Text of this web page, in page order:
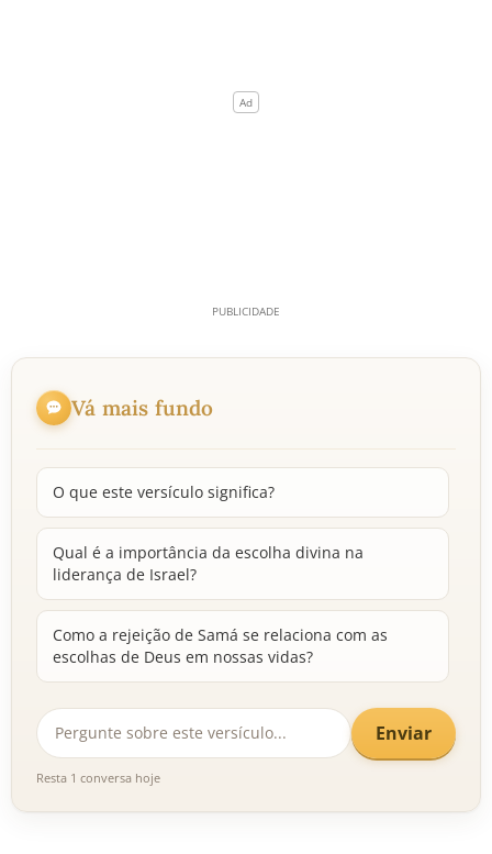
Vá mais fundo
O que este versículo significa?
Qual é a importância da escolha divina na
liderança de Israel?
Como a rejeição de Samá se relaciona com as
escolhas de Deus em nossas vidas?
Enviar
Resta 1 conversa hoje